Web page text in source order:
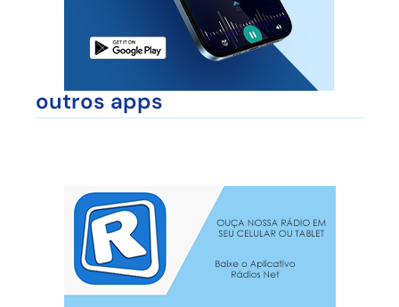
outros apps